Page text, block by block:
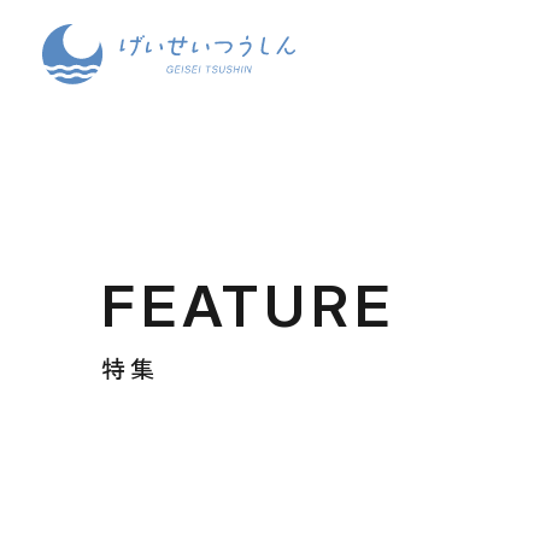
特集
FEATURE